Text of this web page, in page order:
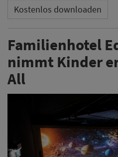
Kostenlos downloaden
Familienhotel
nimmt Kinder
All